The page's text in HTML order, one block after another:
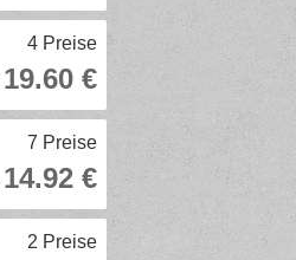
4 Preise
19.60 €
7 Preise
14.92 €
2 Preise